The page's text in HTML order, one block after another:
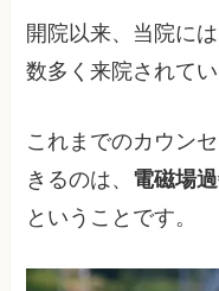
開院以来、当院に
数多く来院されてい
これまでのカウン
きるのは、 電磁場
ということです。